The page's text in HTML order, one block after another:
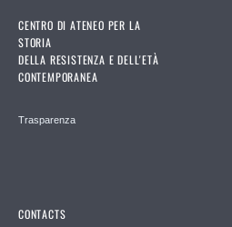
CENTRO DI ATENEO PER LA
STORIA
DELLA RESISTENZA E DELL'ETÀ
CONTEMPORANEA
Trasparenza
CONTACTS